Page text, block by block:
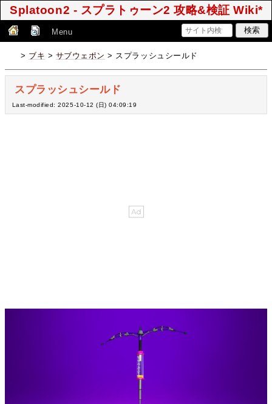
Splatoon2 - スプラトゥーン2 攻略&検証 Wiki*
Menu
> ブキ > サブウェポン > スプラッシュシールド
スプラッシュシールド
Last-modified: 2025-10-12 (日) 04:09:19